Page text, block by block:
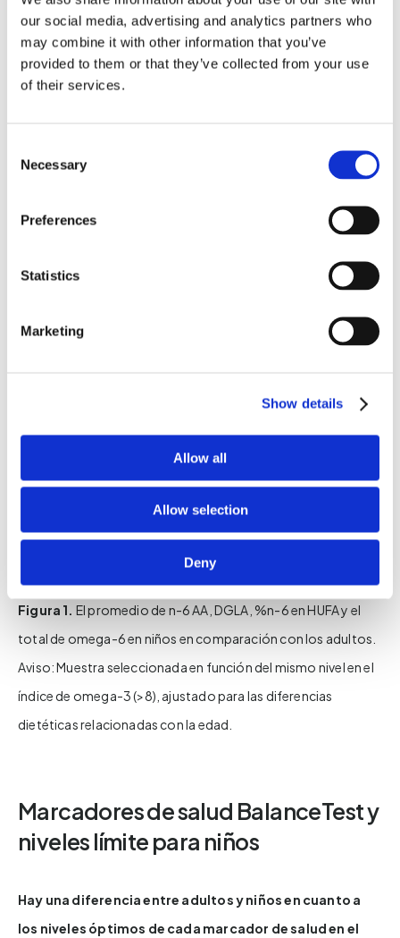
our social media, advertising and analytics partners who
may combine it with other information that you’ve
provided to them or that they’ve collected from your use
of their services.
Selection
Necessary
Preferences
Statistics
Marketing
Show details
Allow all
Allow selection
Deny
CADENA LARGA TOTAL DE OMEGA-6
0%
40%
Niños (de 2 a 10 años)
Adultos
Figura 1. El promedio de n-6 AA, DGLA, %n-6 en HUFA y el
total de omega-6 en niños en comparación con los adultos.
Aviso: Muestra seleccionada en función del mismo nivel en el
índice de omega-3 (>8), ajustado para las diferencias
dietéticas relacionadas con la edad.
Marcadores de salud BalanceTest y
niveles límite para niños
Hay una diferencia entre adultos y niños en cuanto a
los niveles óptimos de cada marcador de salud en el